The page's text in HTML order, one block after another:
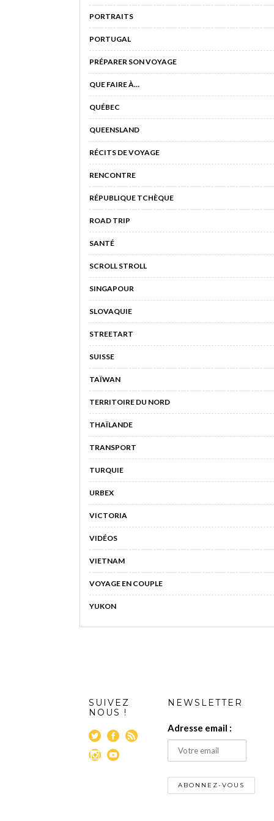
PORTRAITS
PORTUGAL
PRÉPARER SON VOYAGE
QUE FAIRE À…
QUÉBEC
QUEENSLAND
RÉCITS DE VOYAGE
RENCONTRE
RÉPUBLIQUE TCHÈQUE
ROAD TRIP
SANTÉ
SCROLL STROLL
SINGAPOUR
SLOVAQUIE
STREETART
SUISSE
TAÏWAN
TERRITOIRE DU NORD
THAÏLANDE
TRANSPORT
TURQUIE
URBEX
VICTORIA
VIDÉOS
VIETNAM
VOYAGE EN COUPLE
YUKON
SUIVEZ
NOUS !
NEWSLETTER
Adresse email :